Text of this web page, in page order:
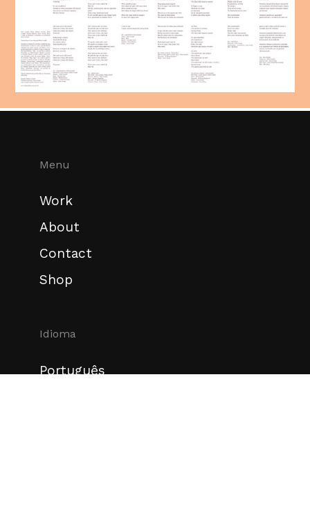
Menu
Work
About
Contact
Shop
Idioma
Português